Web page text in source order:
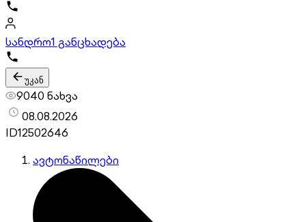
სანდრო1 განცხადება
უკან
9040 ნახვა
08.08.2026
ID12502646
ავტონაწილები